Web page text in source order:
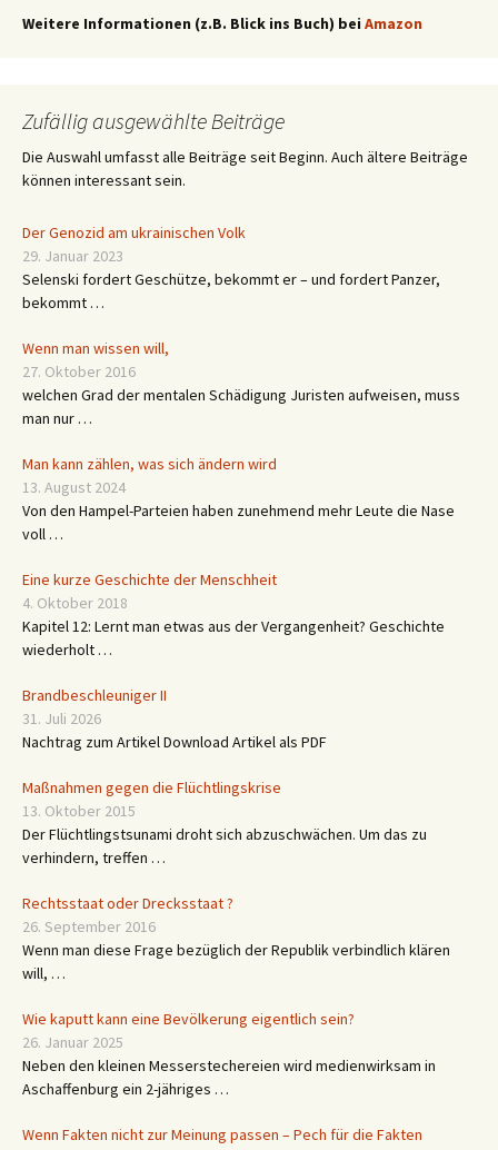
Weitere Informationen (z.B. Blick ins Buch) bei Amazon
Zufällig ausgewählte Beiträge
Die Auswahl umfasst alle Beiträge seit Beginn. Auch ältere Beiträge
können interessant sein.
Der Genozid am ukrainischen Volk
29. Januar 2023
Selenski fordert Geschütze, bekommt er – und fordert Panzer,
bekommt …
Wenn man wissen will,
27. Oktober 2016
welchen Grad der mentalen Schädigung Juristen aufweisen, muss
man nur …
Man kann zählen, was sich ändern wird
13. August 2024
Von den Hampel-Parteien haben zunehmend mehr Leute die Nase
voll …
Eine kurze Geschichte der Menschheit
4. Oktober 2018
Kapitel 12: Lernt man etwas aus der Vergangenheit? Geschichte
wiederholt …
Brandbeschleuniger II
31. Juli 2026
Nachtrag zum Artikel Download Artikel als PDF
Maßnahmen gegen die Flüchtlingskrise
13. Oktober 2015
Der Flüchtlingstsunami droht sich abzuschwächen. Um das zu
verhindern, treffen …
Rechtsstaat oder Drecksstaat ?
26. September 2016
Wenn man diese Frage bezüglich der Republik verbindlich klären
will, …
Wie kaputt kann eine Bevölkerung eigentlich sein?
26. Januar 2025
Neben den kleinen Messerstechereien wird medienwirksam in
Aschaffenburg ein 2-jähriges …
Wenn Fakten nicht zur Meinung passen – Pech für die Fakten